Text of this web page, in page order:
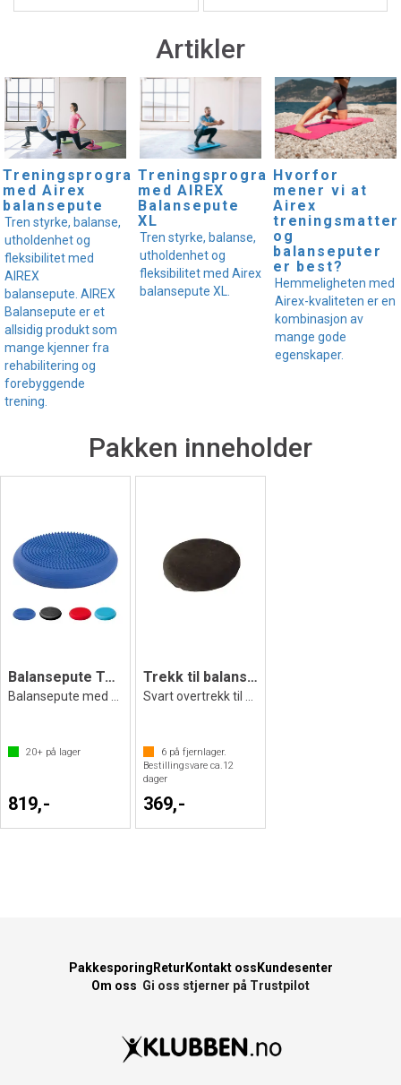
Artikler
Treningsprogram
med Airex
balansepute
Tren styrke, balanse,
utholdenhet og
fleksibilitet med
AIREX
balansepute. AIREX
Balansepute er et
allsidig produkt som
mange kjenner fra
rehabilitering og
forebyggende
trening.
Treningsprogram
med AIREX
Balansepute
XL
Tren styrke, balanse,
utholdenhet og
fleksibilitet med Airex
balansepute XL.
Hvorfor
mener vi at
Airex
treningsmatter
og
balanseputer
er best?
Hemmeligheten med
Airex-kvaliteten er en
kombinasjon av
mange gode
egenskaper.
Pakken inneholder
Balansepute Togu Dynair Senso 33 cm
20+ på lager
819,-
Trekk til balansepute 33 cm
6 på fjernlager.
Bestillingsvare ca.12
dager
369,-
Pakkesporing Retur Kontakt oss Kundesenter
Om oss Gi oss stjerner på Trustpilot